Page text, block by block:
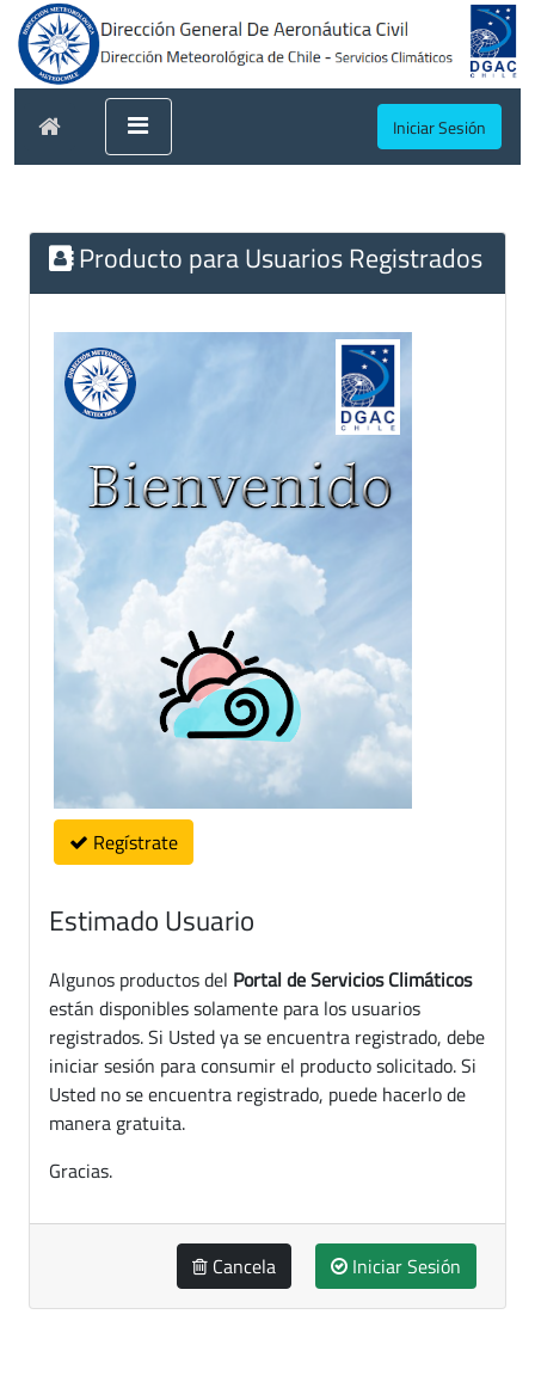
Iniciar Sesión
Producto para Usuarios Registrados
Regístrate
Estimado Usuario
Algunos productos del Portal de Servicios Climáticos
están disponibles solamente para los usuarios
registrados. Si Usted ya se encuentra registrado, debe
iniciar sesión para consumir el producto solicitado. Si
Usted no se encuentra registrado, puede hacerlo de
manera gratuita.
Gracias.
Cancela Iniciar Sesión